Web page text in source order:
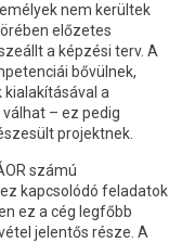
nem kerültek
előzetes
a képzési terv. A
bővülnek,
a
– ez pedig
projektnek.
számú
kapcsolódó feladatok
ez a cég legfőbb
jelentős része. A